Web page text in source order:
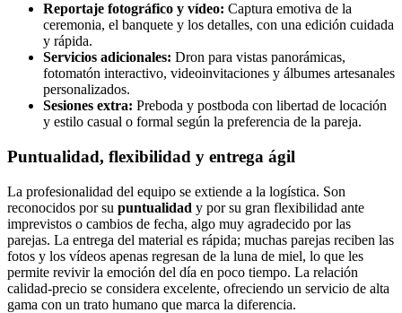
Reportaje fotográfico y vídeo: Captura emotiva de la
ceremonia, el banquete y los detalles, con una edición cuidada
y rápida.
Servicios adicionales: Dron para vistas panorámicas,
fotomatón interactivo, videoinvitaciones y álbumes artesanales
personalizados.
Sesiones extra: Preboda y postboda con libertad de locación
y estilo casual o formal según la preferencia de la pareja.
Puntualidad, flexibilidad y entrega ágil
La profesionalidad del equipo se extiende a la logística. Son
reconocidos por su puntualidad y por su gran flexibilidad ante
imprevistos o cambios de fecha, algo muy agradecido por las
parejas. La entrega del material es rápida; muchas parejas reciben las
fotos y los vídeos apenas regresan de la luna de miel, lo que les
permite revivir la emoción del día en poco tiempo. La relación
calidad-precio se considera excelente, ofreciendo un servicio de alta
gama con un trato humano que marca la diferencia.